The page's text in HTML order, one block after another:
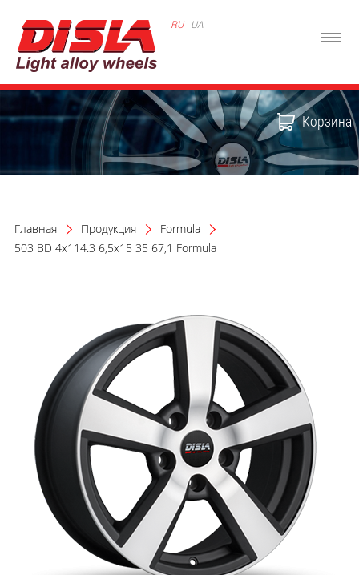
RU UA
Корзина
Главная Продукция
Formula
503 BD 4x114.3 6,5x15 35 67,1 Formula